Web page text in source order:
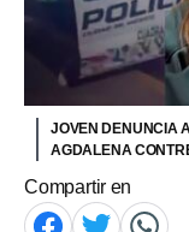
JOVEN DENUNCIA
AGDALENA
Compartir en